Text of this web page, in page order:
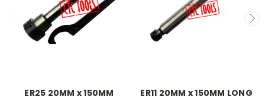
ER25 20MM x 150MM
ER11 20MM x 150MM LONG